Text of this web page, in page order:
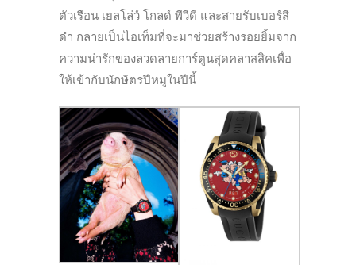
ตัวเรือน เยลโล่ว์ โกลด์ พีวีดี และสายรับเบอร์สี
ดำ กลายเป็นไอเท็มที่จะมาช่วยสร้างรอยยิ้มจาก
ความน่ารักของลวดลายการ์ตูนสุดคลาสสิคเพื่อ
ให้เข้ากับนักษัตรปีหมูในปีนี้